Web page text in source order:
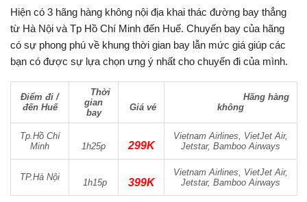
Hiện có 3 hãng hàng không nội địa khai thác đường bay thẳng
từ Hà Nội và Tp Hồ Chí Minh đến Huế. Chuyến bay của hãng
có sự phong phú về khung thời gian bay lẫn mức giá giúp các
bạn có được sự lựa chọn ưng ý nhất cho chuyến đi của mình.
Điểm đi /
đến Huế
Thời
gian
bay
Giá vé
Hãng hàng
không
Tp.Hồ Chí
Minh
1h25p 299K
Vietnam Airlines, VietJet Air,
Jetstar, Bamboo Airways
TP.Hà Nội
1h15p 399K
Vietnam Airlines, VietJet Air,
Jetstar, Bamboo Airways